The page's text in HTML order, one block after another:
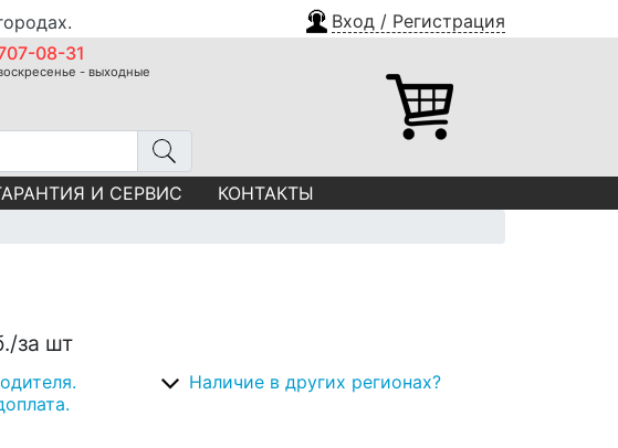
Вход / Регистрация
08-31
- выходные
И СЕРВИС КОНТАКТЫ
/за шт
Наличие в других регионах?